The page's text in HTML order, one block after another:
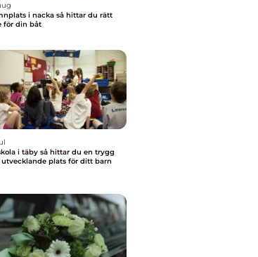
i nacka så hittar du rätt
för din båt
täby så hittar du en trygg
utvecklande plats för ditt barn